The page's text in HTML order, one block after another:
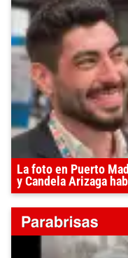
La foto en Puerto
y Candela Arizaga